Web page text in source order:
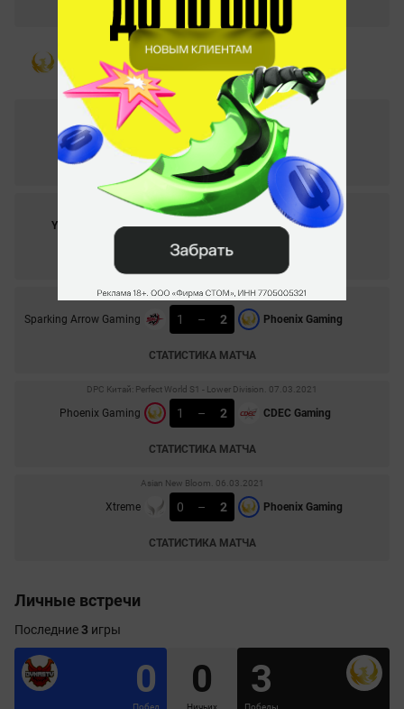
Asian New Bloom. 15.03.2021
Phoenix Gaming 2 Execration
СТАТИСТИКА МАТЧА
Asian New Bloom. 12.03.2021
Yangon Galacticos 2 – 0 Phoenix Gaming
СТАТИСТИКА МАТЧА
DPC Китай: Perfect World S1 - Lower Division. 11.03.2021
Sparking Arrow Gaming 1 – 2 Phoenix Gaming
СТАТИСТИКА МАТЧА
DPC Китай: Perfect World S1 - Lower Division. 07.03.2021
Phoenix Gaming 1 – 2 CDEC Gaming
СТАТИСТИКА МАТЧА
Asian New Bloom. 06.03.2021
Xtreme 0 – 2 Phoenix Gaming
СТАТИСТИКА МАТЧА
Личные встречи
Последние3 игры
0
Побед
0
Ничьих
3
Победы